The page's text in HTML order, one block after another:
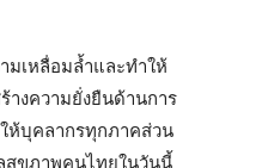
มเหลื่อมล้ำและทำให้
งความยั่งยืนด้านการ
ห้บุคลากรทุกภาคส่วน
สุขภาพคนไทยในวันนี้